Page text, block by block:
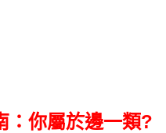
：你屬於邊一類?